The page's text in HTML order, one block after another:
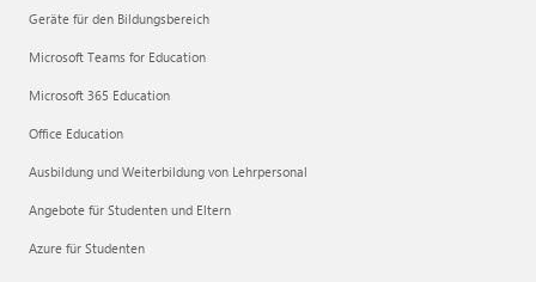
Geräte für den Bildungsbereich
Microsoft Teams for Education
Microsoft 365 Education
Office Education
Ausbildung und Weiterbildung von Lehrpersonal
Angebote für Studenten und Eltern
Azure für Studenten